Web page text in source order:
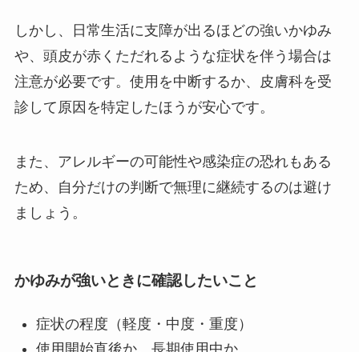
しかし、日常生活に支障が出るほどの強いかゆみ
や、頭皮が赤くただれるような症状を伴う場合は
注意が必要です。使用を中断するか、皮膚科を受
診して原因を特定したほうが安心です。
また、アレルギーの可能性や感染症の恐れもある
ため、自分だけの判断で無理に継続するのは避け
ましょう。
かゆみが強いときに確認したいこと
症状の程度（軽度・中度・重度）
使用開始直後か、長期使用中か